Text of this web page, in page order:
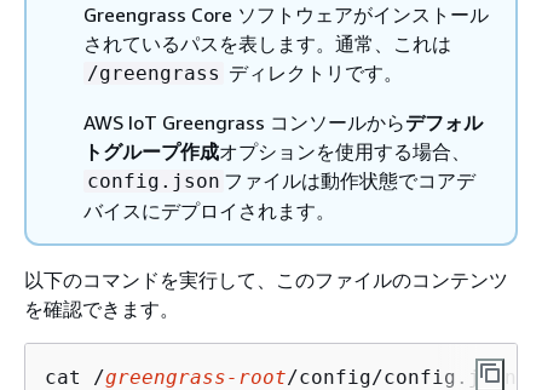
Greengrass Core ソフトウェアがインストール
されているパスを表します。通常、これは
/greengrass ディレクトリです。
AWS IoT Greengrass コンソールからデフォル
トグループ作成オプションを使用する場合、
config.json ファイルは動作状態でコアデ
バイスにデプロイされます。
以下のコマンドを実行して、このファイルのコンテンツ
を確認できます。
cat /greengrass-root/config/config.json